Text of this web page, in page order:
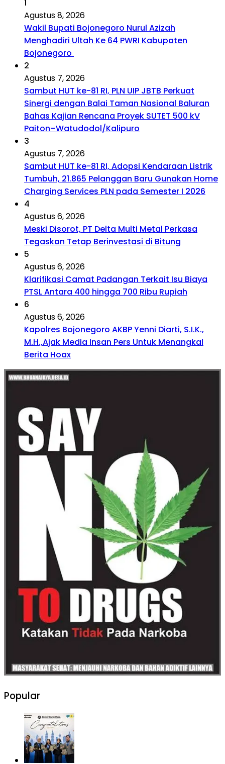
1
Agustus 8, 2026
Wakil Bupati Bojonegoro Nurul Azizah
Menghadiri Ultah Ke 64 PWRI Kabupaten
Bojonegoro
2
Agustus 7, 2026
Sambut HUT ke-81 RI, PLN UIP JBTB Perkuat
Sinergi dengan Balai Taman Nasional Baluran
Bahas Kajian Rencana Proyek SUTET 500 kV
Paiton–Watudodol/Kalipuro
3
Agustus 7, 2026
Sambut HUT ke-81 RI, Adopsi Kendaraan Listrik
Tumbuh, 21.865 Pelanggan Baru Gunakan Home
Charging Services PLN pada Semester I 2026
4
Agustus 6, 2026
Meski Disorot, PT Delta Multi Metal Perkasa
Tegaskan Tetap Berinvestasi di Bitung
5
Agustus 6, 2026
Klarifikasi Camat Padangan Terkait Isu Biaya
PTSL Antara 400 hingga 700 Ribu Rupiah
6
Agustus 6, 2026
Kapolres Bojonegoro AKBP Yenni Diarti, S.I.K.,
M.H.,Ajak Media Insan Pers Untuk Menangkal
Berita Hoax
Popular